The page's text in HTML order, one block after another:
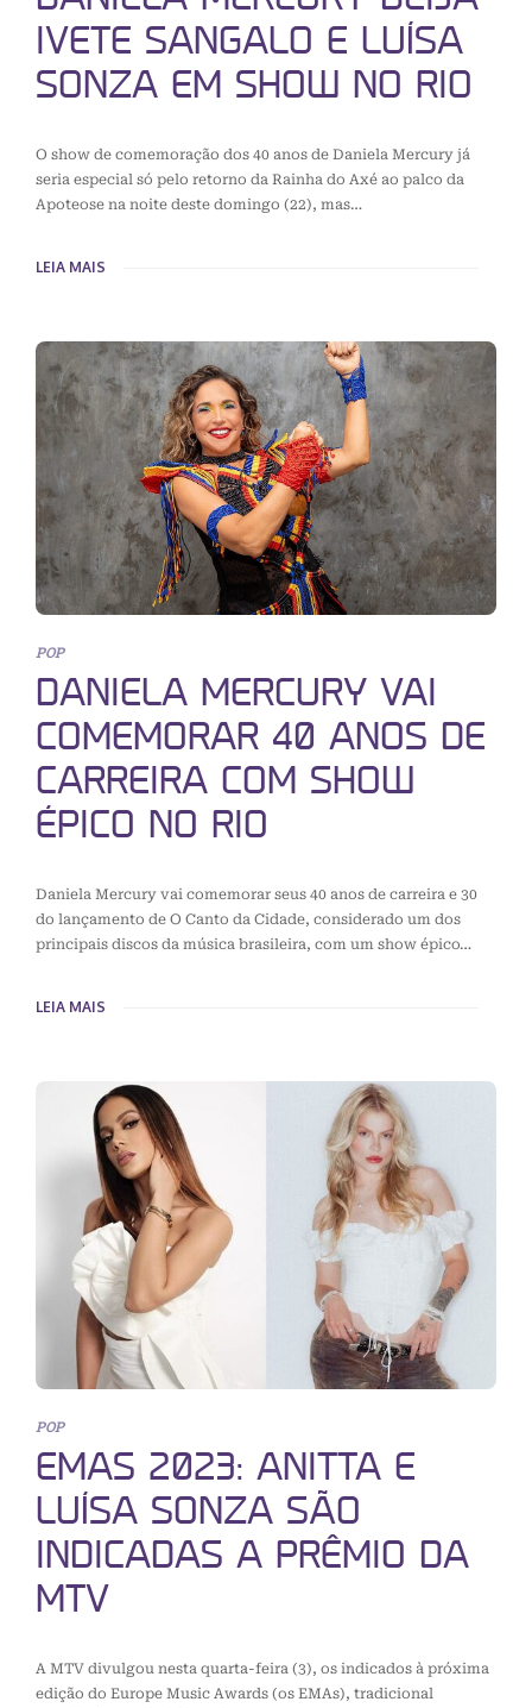
IVETE SANGALO E LUÍSA
SONZA EM SHOW NO RIO
O show de comemoração dos 40 anos de Daniela Mercury já
seria especial só pelo retorno da Rainha do Axé ao palco da
Apoteose na noite deste domingo (22), mas…
LEIA MAIS
POP
DANIELA MERCURY VAI
COMEMORAR 40 ANOS DE
CARREIRA COM SHOW
ÉPICO NO RIO
Daniela Mercury vai comemorar seus 40 anos de carreira e 30
do lançamento de O Canto da Cidade, considerado um dos
principais discos da música brasileira, com um show épico…
LEIA MAIS
POP
EMAS 2023: ANITTA E
LUÍSA SONZA SÃO
INDICADAS A PRÊMIO DA
MTV
A MTV divulgou nesta quarta-feira (3), os indicados à próxima
edição do Europe Music Awards (os EMAs), tradicional